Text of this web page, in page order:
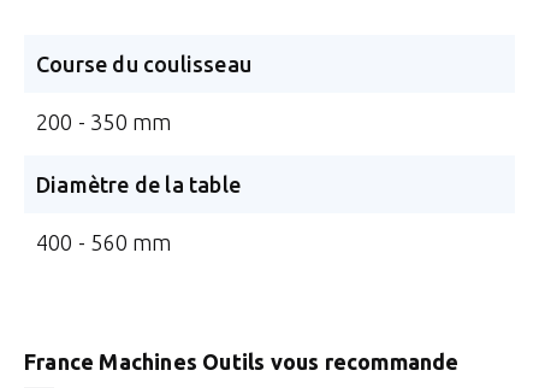
Course du coulisseau
200 - 350 mm
Diamètre de la table
400 - 560 mm
France Machines Outils vous recommande